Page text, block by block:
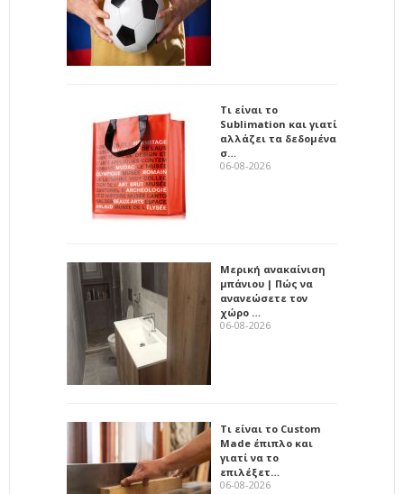
Τι είναι το
Sublimation και γιατί
αλλάζει τα δεδομένα
σ…
06-08-2026
Μερική ανακαίνιση
μπάνιου | Πώς να
ανανεώσετε τον
χώρο …
06-08-2026
Τι είναι το Custom
Made έπιπλο και
γιατί να το
επιλέξετ…
06-08-2026